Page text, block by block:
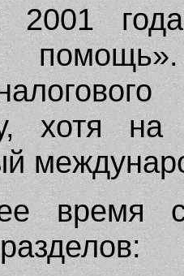
хотя
время